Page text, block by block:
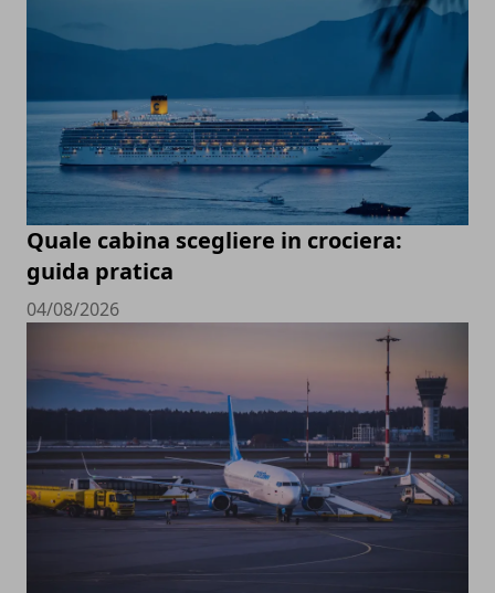
Quale cabina scegliere in crociera:
guida pratica
04/08/2026